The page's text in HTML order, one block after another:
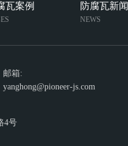
瓦案例 防腐瓦新闻
NEWS
邮箱:
yanghong@pioneer-js.com
4号